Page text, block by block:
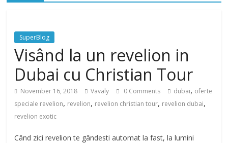
SuperBlog
Visând la un revelion in
Dubai cu Christian Tour
November 16, 2018 Vavaly 0 Comments dubai, oferte
speciale revelion, revelion, revelion christian tour, revelion dubai,
revelion exotic
Când zici revelion te gândesti automat la fast, la lumini